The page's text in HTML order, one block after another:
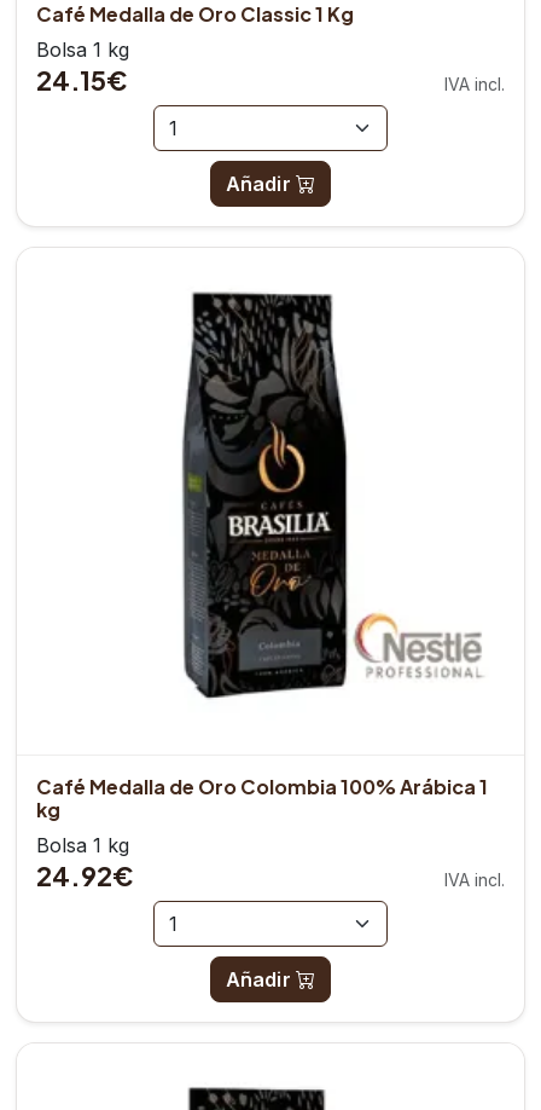
Café Medalla de Oro Classic 1 Kg
Bolsa 1 kg
24.15€ IVA incl.
Añadir
Café Medalla de Oro Colombia 100% Arábica 1
kg
Bolsa 1 kg
24.92€ IVA incl.
Añadir